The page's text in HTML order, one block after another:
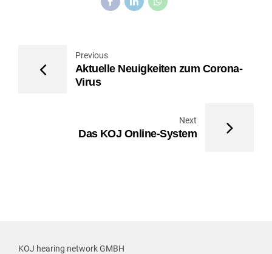
Previous
Aktuelle Neuigkeiten zum Corona-
Virus
Next
Das KOJ Online-System
KOJ hearing network GMBH